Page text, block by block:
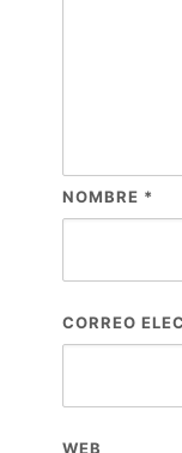
NOMBRE *
CORREO
WEB